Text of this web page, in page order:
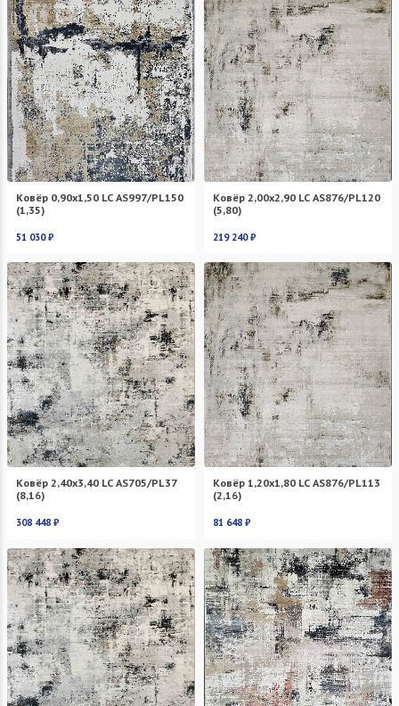
Ковёр 0,90х1,50 LC AS997/PL150
(1,35)
51 030 ₽
Ковёр 2,00х2,90 LC AS876/PL120
(5,80)
219 240 ₽
Ковёр 2,40х3,40 LC AS705/PL37
(8,16)
308 448 ₽
Ковёр 1,20х1,80 LC AS876/PL113
(2,16)
81 648 ₽